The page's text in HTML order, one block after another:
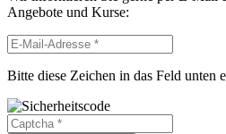
Angebote und Kurse:
Bitte diese Zeichen in das Feld unten